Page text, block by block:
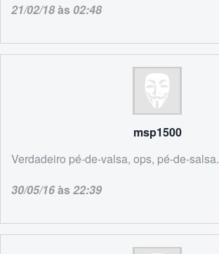
21/02/18às02:48
msp1500
Verdadeiro pé-de-valsa, ops, pé-de-salsa.
30/05/16às22:39